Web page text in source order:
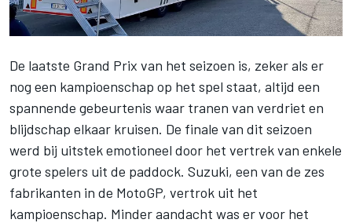
De laatste Grand Prix van het seizoen is, zeker als er
nog een kampioenschap op het spel staat, altijd een
spannende gebeurtenis waar tranen van verdriet en
blijdschap elkaar kruisen. De finale van dit seizoen
werd bij uitstek emotioneel door het vertrek van enkele
grote spelers uit de paddock. Suzuki, een van de zes
fabrikanten in de MotoGP, vertrok uit het
kampioenschap. Minder aandacht was er voor het